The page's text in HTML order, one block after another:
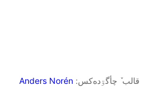
قالب ٚ چأگۊده‌کس: Anders Norén